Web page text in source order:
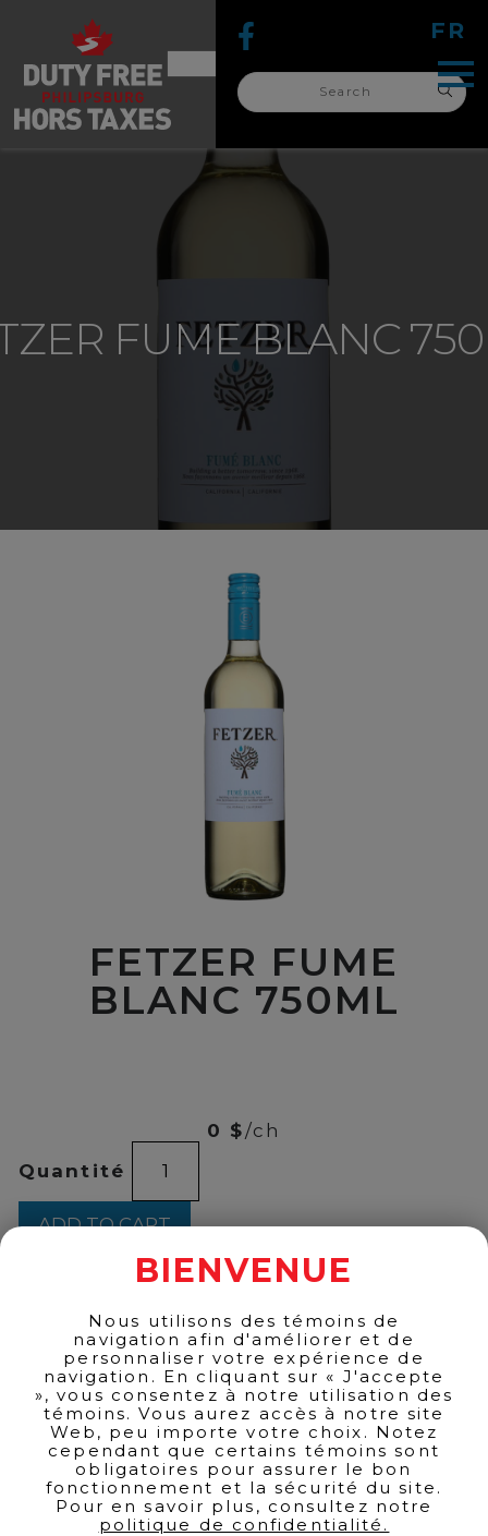
for:
FR
search
for:
FUME BLANC
FETZER FUME
BLANC 750ML
0 $/ch
Quantité
FUME
750ML
quantity
ADD TO CART
BACK TO PRODUCTS
BIENVENUE
Nous utilisons des témoins de
navigation afin d'améliorer et de
personnaliser votre expérience de
navigation. En cliquant sur « J'accepte
», vous consentez à notre utilisation des
témoins. Vous aurez accès à notre site
Web, peu importe votre choix. Notez
cependant que certains témoins sont
obligatoires pour assurer le bon
fonctionnement et la sécurité du site.
Pour en savoir plus, consultez notre
politique de confidentialité.